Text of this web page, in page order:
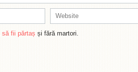
să fii părtaș și fără martori.